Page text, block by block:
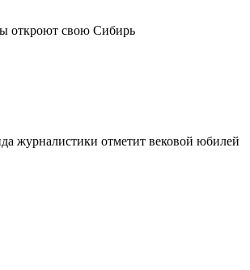
откроют свою Сибирь
журналистики отметит вековой юбилей